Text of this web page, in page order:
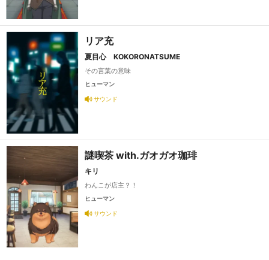
リア充
夏目心 KOKORONATSUME
その言葉の意味
ヒューマン
サウンド
謎喫茶 with.ガオガオ珈琲
キリ
わんこが店主？！
ヒューマン
サウンド